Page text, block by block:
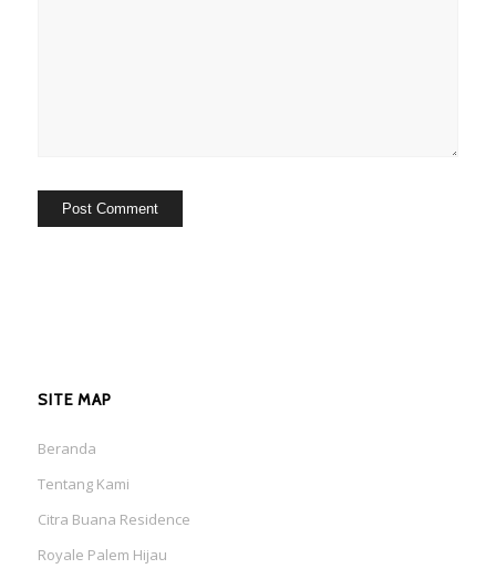
SITE MAP
Beranda
Tentang Kami
Citra Buana Residence
Royale Palem Hijau